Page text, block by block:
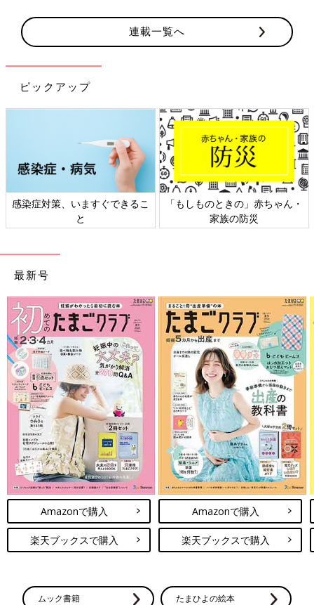
連載一覧へ
ピックアップ
感染症対策、いますぐできるこ
と
「もしものときの」赤ちゃん・
家族の防災
最新号
Amazonで購入
楽天ブックスで購入
Amazonで購入
楽天ブックスで購入
ムック書籍 たまひよの絵本